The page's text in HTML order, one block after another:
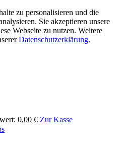
zu personalisieren und die
Sie akzeptieren unsere
Webseite zu nutzen. Weitere
Datenschutzerklärung.
0,00 € Zur Kasse